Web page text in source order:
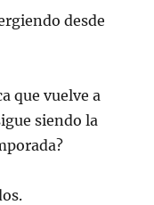
desde
que vuelve a
siendo la